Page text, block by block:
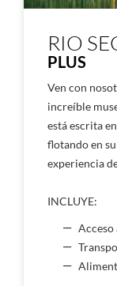
RIO
PLUS
Ven con
increíble
está escrita
flotando en
experiencia
INCLUYE:
Acceso